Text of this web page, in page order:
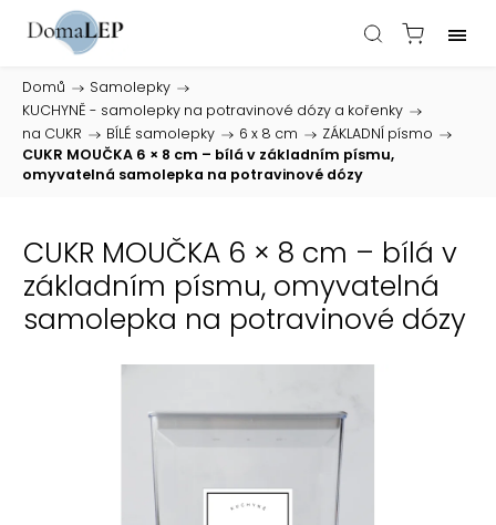
Domů / Samolepky /
KUCHYNĚ - samolepky na potravinové dózy a kořenky /
na CUKR / BÍLÉ samolepky / 6 x 8 cm / ZÁKLADNÍ písmo /
CUKR MOUČKA 6 × 8 cm – bílá v základním písmu,
omyvatelná samolepka na potravinové dózy
CUKR MOUČKA 6 × 8 cm – bílá v
základním písmu, omyvatelná
samolepka na potravinové dózy